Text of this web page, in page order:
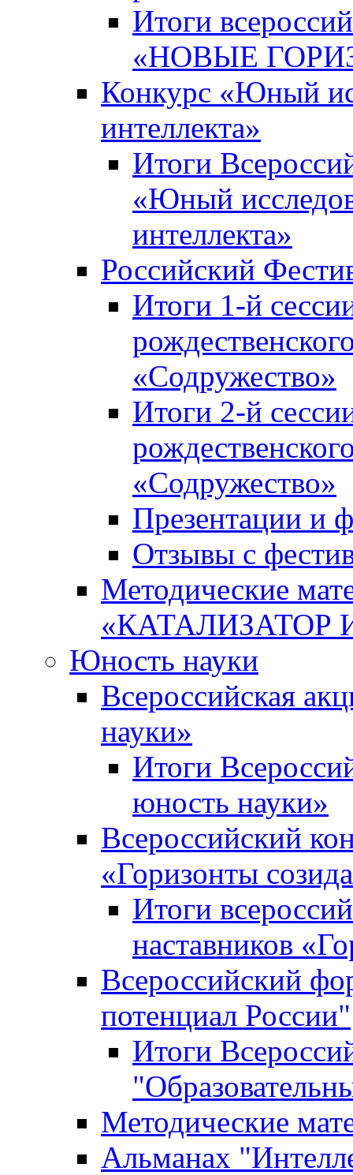
Итоги
«НОВЫЕ
Конкурс «Юный
интеллекта»
Итоги
«Юный
интеллекта»
Российский
Итоги 1-й
«Содружество»
Итоги 2-й
«Содружество»
Презентации и
Отзывы с
Методические
«КАТАЛИЗАТОР
Юность науки
Всероссийская
науки»
Итоги
юность науки»
Всероссийский
«Горизонты
Итоги
наставников
Всероссийский
потенциал России"
Итоги
Методические
Альманах